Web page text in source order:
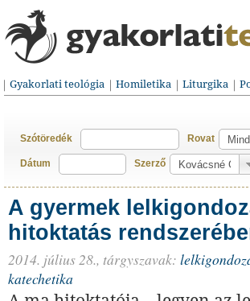
Gyakorlati teológia Homiletika Liturgika
Szótöredék Rovat
Dátum Szerző
A gyermek
hitoktatás
2014. július 28., tárgyszavak:
katechetika